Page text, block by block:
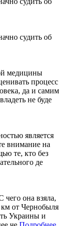
судить об
медицины
процесс
да и самим
не буде
является
внимание на
те, кто без
де
она взяла,
км от Чернобыля
Украины и